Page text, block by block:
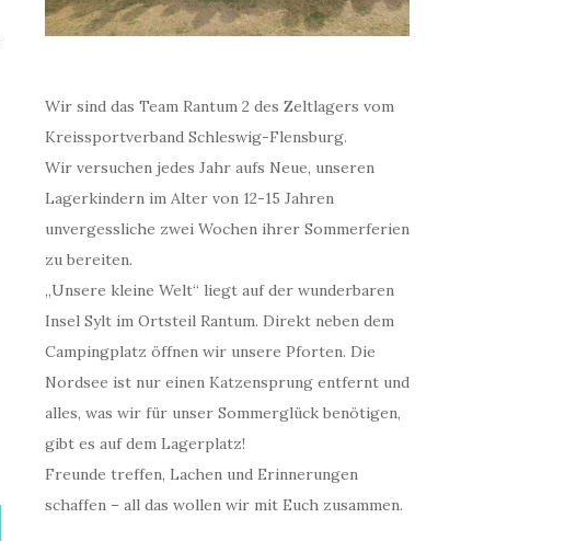
Wir sind das Team Rantum 2 des Zeltlagers vom
Kreissportverband Schleswig-Flensburg.
Wir versuchen jedes Jahr aufs Neue, unseren
Lagerkindern im Alter von 12-15 Jahren
unvergessliche zwei Wochen ihrer Sommerferien
zu bereiten.
„Unsere kleine Welt“ liegt auf der wunderbaren
Insel Sylt im Ortsteil Rantum. Direkt neben dem
Campingplatz öffnen wir unsere Pforten. Die
Nordsee ist nur einen Katzensprung entfernt und
alles, was wir für unser Sommerglück benötigen,
gibt es auf dem Lagerplatz!
Freunde treffen, Lachen und Erinnerungen
schaffen – all das wollen wir mit Euch zusammen.